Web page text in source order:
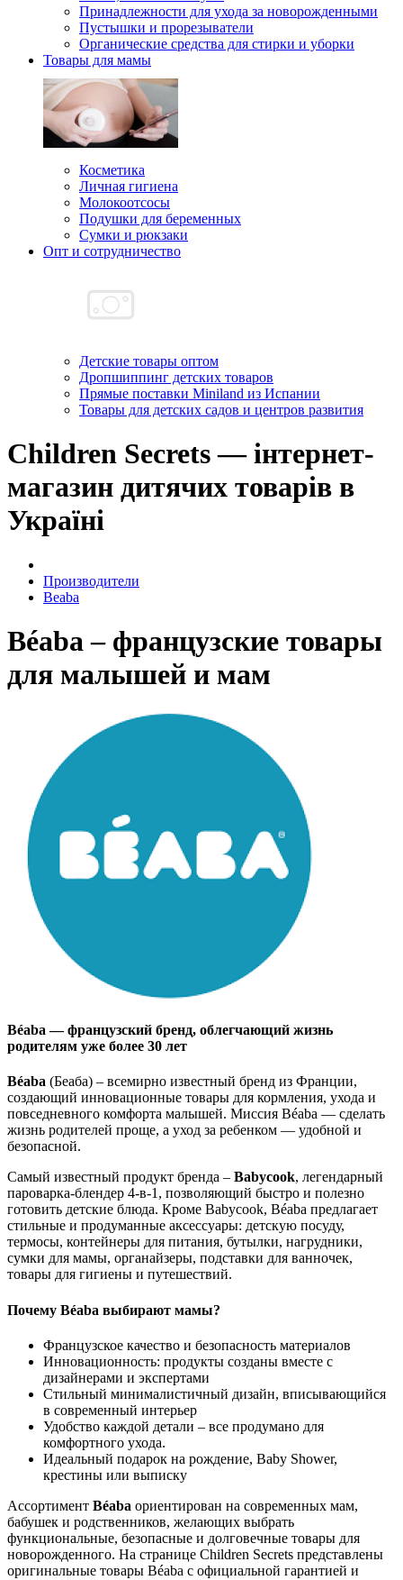
Принадлежности для ухода за новорожденными
Пустышки и прорезыватели
Органические средства для стирки и уборки
Товары для мамы
Косметика
Личная гигиена
Молокоотсосы
Подушки для беременных
Сумки и рюкзаки
Опт и сотрудничество
Детские товары оптом
Дропшиппинг детских товаров
Прямые поставки Miniland из Испании
Товары для детских садов и центров развития
Children Secrets — інтернет-
магазин дитячих товарів в
Україні
Производители
Beaba
Béaba – французские товары
для малышей и мам
Béaba — французский бренд, облегчающий жизнь
родителям уже более 30 лет
Béaba (Беаба) – всемирно известный бренд из Франции,
создающий инновационные товары для кормления, ухода и
повседневного комфорта малышей. Миссия Béaba — сделать
жизнь родителей проще, а уход за ребенком — удобной и
безопасной.
Самый известный продукт бренда – Babycook, легендарный
пароварка-блендер 4-в-1, позволяющий быстро и полезно
готовить детские блюда. Кроме Babycook, Béaba предлагает
стильные и продуманные аксессуары: детскую посуду,
термосы, контейнеры для питания, бутылки, нагрудники,
сумки для мамы, органайзеры, подставки для ванночек,
товары для гигиены и путешествий.
Почему Béaba выбирают мамы?
Французское качество и безопасность материалов
Инновационность: продукты созданы вместе с
дизайнерами и экспертами
Стильный минималистичный дизайн, вписывающийся
в современный интерьер
Удобство каждой детали – все продумано для
комфортного ухода.
Идеальный подарок на рождение, Baby Shower,
крестины или выписку
Ассортимент Béaba ориентирован на современных мам,
бабушек и родственников, желающих выбрать
функциональные, безопасные и долговечные товары для
новорожденного. На странице Children Secrets представлены
оригинальные товары Béaba с официальной гарантией и